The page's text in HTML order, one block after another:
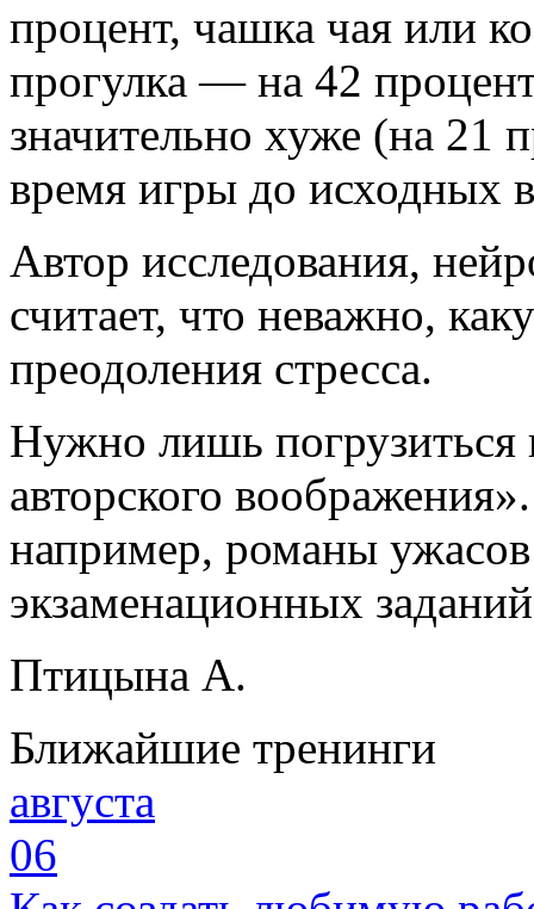
процент, чашка чая или
прогулка — на 42
значительно хуже (на 21
время игры до исходных
Автор исследования,
считает, что неважно,
преодоления стресса.
Нужно лишь погрузиться
авторского
например, романы
экзаменационных
Птицына А.
Ближайшие тренинги
августа
06